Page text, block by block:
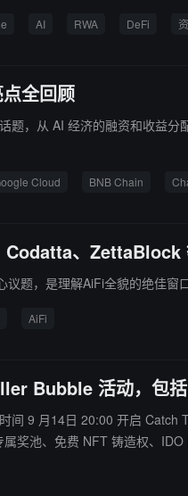
AI RWA DeFi
全回顾
，从 AI 经济的融资和收益
Cloud BNB Chain
、ZettaBlock
题，是理解AiFi全貌的绝佳窗
AiFi
Bubble 活动，包
9 月14日 20:00 开启
白名单资格以及新功能优先体验等多项